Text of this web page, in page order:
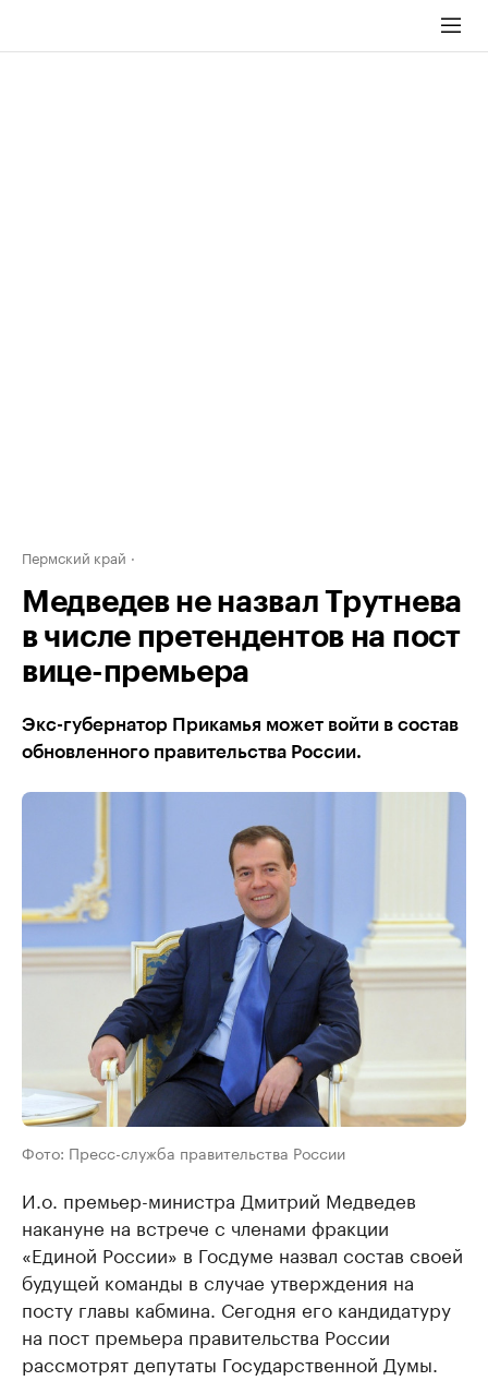
Пермский край
Медведев не назвал Трутнева
в числе претендентов на пост
вице-премьера
Экс-губернатор Прикамья может войти в состав
обновленного правительства России.
Фото: Пресс-служба правительства России
И.о. премьер-министра Дмитрий Медведев
накануне на встрече с членами фракции
«Единой России» в Госдуме назвал состав своей
будущей команды в случае утверждения на
посту главы кабмина. Сегодня его кандидатуру
на пост премьера правительства России
рассмотрят депутаты Государственной Думы.